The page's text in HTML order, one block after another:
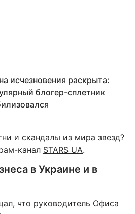
исчезновения раскрыта:
блогер-сплетник
и скандалы из мира звезд?
канал STARS UA.
в Украине и в
что руководитель Офиса